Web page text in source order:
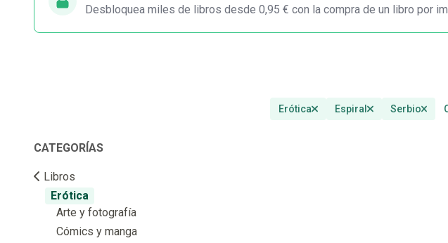
Desbloquea miles de libros desde 0,95 € con la compra de un libro por
Erótica Espiral Serbio
CATEGORÍAS
Libros
Erótica
Arte y fotografía
Cómics y manga